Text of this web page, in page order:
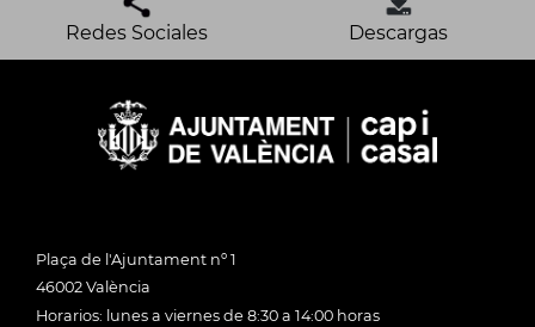
Redes Sociales Descargas
Plaça de l'Ajuntament nº 1
46002 València
Horarios: lunes a viernes de 8:30 a 14:00 horas